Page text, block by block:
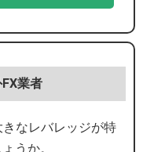
業者
なレバレッジが特
うか。